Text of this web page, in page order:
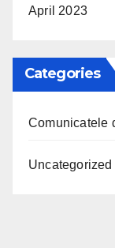
April 2023
Categories
Comunicatele
Uncategorized